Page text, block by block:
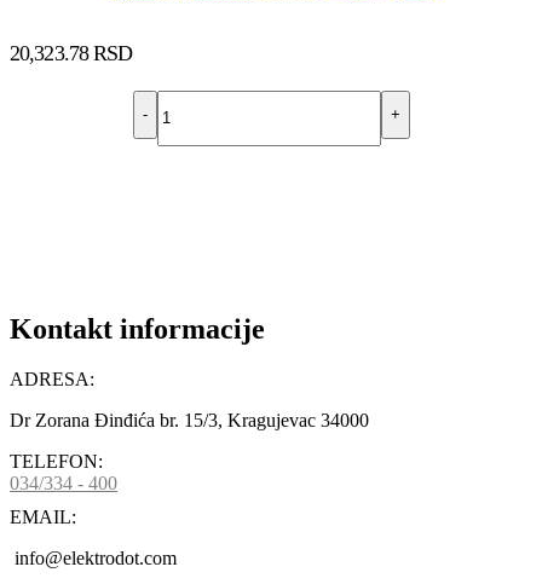
20,323.78RSD
- +
Kontakt informacije
ADRESA:
Dr Zorana Đinđića br. 15/3, Kragujevac 34000
TELEFON:
034/334 - 400
EMAIL:
info@elektrodot.com